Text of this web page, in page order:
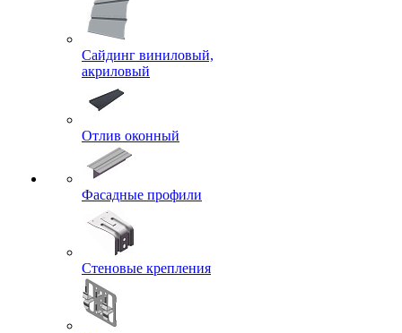
Сайдинг виниловый,
акриловый
Отлив оконный
Фасадные профили
Стеновые крепления